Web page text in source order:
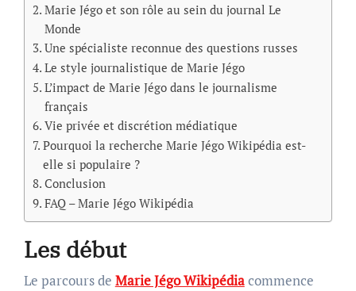
Marie Jégo et son rôle au sein du journal Le
Monde
Une spécialiste reconnue des questions russes
Le style journalistique de Marie Jégo
L’impact de Marie Jégo dans le journalisme
français
Vie privée et discrétion médiatique
Pourquoi la recherche Marie Jégo Wikipédia est-
elle si populaire ?
Conclusion
FAQ – Marie Jégo Wikipédia
Les début
Le parcours de Marie Jégo Wikipédiacommence